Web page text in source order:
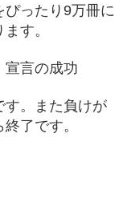
ぴったり9万冊に
す。
言の成功
す。また負けが
了です。